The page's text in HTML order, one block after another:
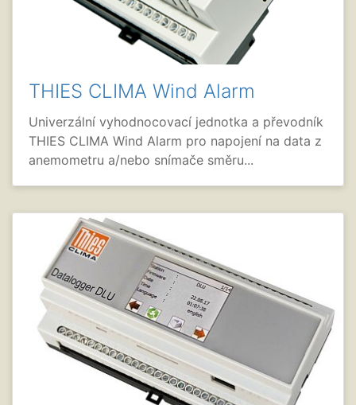
THIES CLIMA Wind Alarm
Univerzální vyhodnocovací jednotka a převodník
THIES CLIMA Wind Alarm pro napojení na data z
anemometru a/nebo snímače směru...